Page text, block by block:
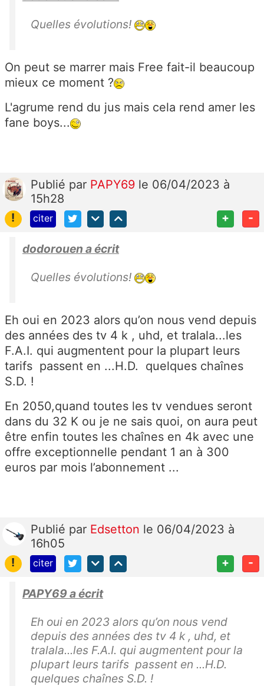
Quelles évolutions!
On peut se marrer mais Free fait-il beaucoup
mieux ce moment ?
L'agrume rend du jus mais cela rend amer les
fane boys...
Publié par PAPY69 le 06/04/2023 à
15h28
!
citer + -
dodorouen a écrit
Quelles évolutions!
Eh oui en 2023 alors qu’on nous vend depuis
des années des tv 4 k , uhd, et tralala...les
F.A.I. qui augmentent pour la plupart leurs
tarifs passent en ...H.D. quelques chaînes
S.D. !
En 2050,quand toutes les tv vendues seront
dans du 32 K ou je ne sais quoi, on aura peut
être enfin toutes les chaînes en 4k avec une
offre exceptionnelle pendant 1 an à 300
euros par mois l’abonnement ...
Publié par Edsetton le 06/04/2023 à
16h05
!
citer + -
PAPY69 a écrit
Eh oui en 2023 alors qu’on nous vend
depuis des années des tv 4 k , uhd, et
tralala...les F.A.I. qui augmentent pour la
plupart leurs tarifs passent en ...H.D.
quelques chaînes S.D. !